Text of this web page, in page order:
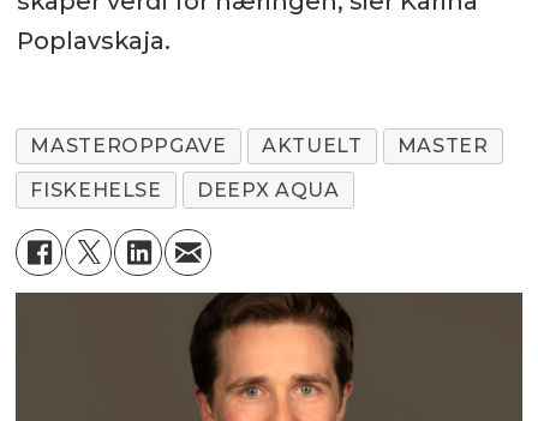
Poplavskaja.
MASTEROPPGAVE AKTUELT
MASTER
FISKEHELSE
DEEPX AQUA